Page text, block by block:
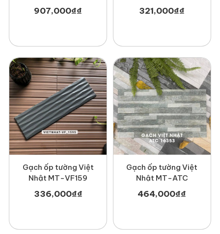
nhau như:
907,000₫₫ 321,000₫₫
Gạch ốp tường Việt
Nhật MT-VF159
336,000₫₫
Gạch ốp tường Việt
Nhật MT-ATC
464,000₫₫